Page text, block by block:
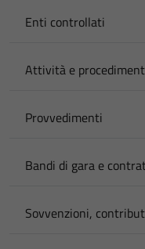
Enti controllati
Attività e
Provvedimenti
Bandi di gara e
Sovvenzioni,